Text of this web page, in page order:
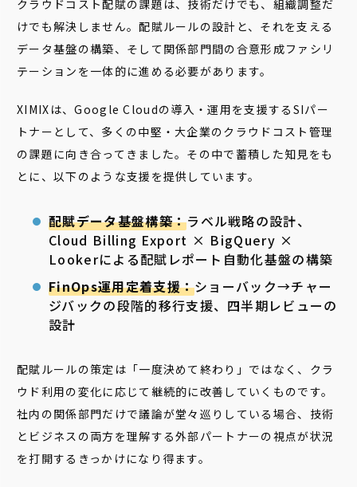
クラウドコスト配賦の課題は、技術だけでも、組織調整だ
けでも解決しません。配賦ルールの設計と、それを支える
データ基盤の構築、そして関係部門間の合意形成ファシリ
テーションを一体的に進める必要があります。
XIMIXは、Google Cloudの導入・運用を支援するSIパー
トナーとして、多くの中堅・大企業のクラウドコスト管理
の課題に向き合ってきました。その中で蓄積した知見をも
とに、以下のような支援を提供しています。
配賦データ基盤構築：ラベル戦略の設計、
Cloud Billing Export × BigQuery ×
Lookerによる配賦レポート自動化基盤の構築
FinOps運用定着支援：ショーバック→チャー
ジバックの段階的移行支援、四半期レビューの
設計
配賦ルールの策定は「一度決めて終わり」ではなく、クラ
ウド利用の変化に応じて継続的に改善していくものです。
社内の関係部門だけで議論が堂々巡りしている場合、技術
とビジネスの両方を理解する外部パートナーの視点が状況
を打開するきっかけになり得ます。